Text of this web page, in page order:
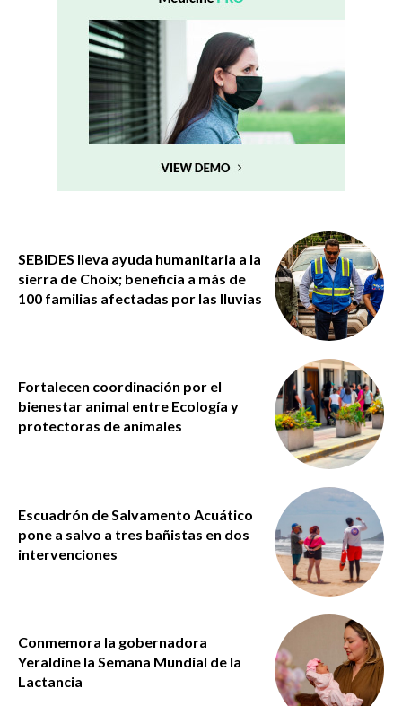
SEBIDES lleva ayuda humanitaria a la
sierra de Choix; beneficia a más de
100 familias afectadas por las lluvias
Fortalecen coordinación por el
bienestar animal entre Ecología y
protectoras de animales
Escuadrón de Salvamento Acuático
pone a salvo a tres bañistas en dos
intervenciones
Conmemora la gobernadora
Yeraldine la Semana Mundial de la
Lactancia